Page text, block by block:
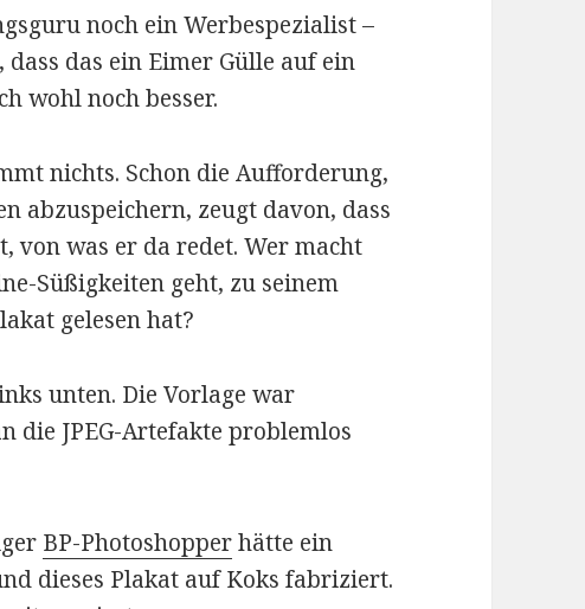
noch ein Werbespezialist –
das ein Eimer Gülle auf ein
wohl noch besser.
nichts. Schon die Aufforderung,
abzuspeichern, zeugt davon, dass
von was er da redet. Wer macht
Süßigkeiten geht, zu seinem
gelesen hat?
unten. Die Vorlage war
die JPEG-Artefakte problemlos
BP-Photoshopperhätte ein
dieses Plakat auf Koks fabriziert.